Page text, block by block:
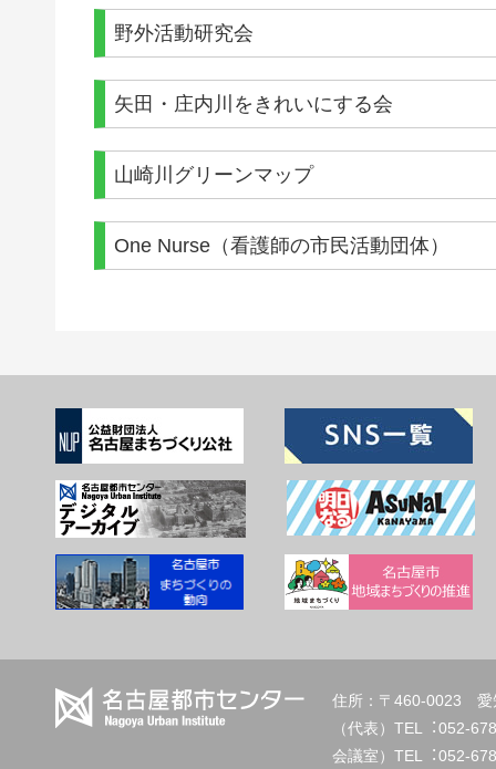
野外活動研究会
矢田・庄内川をきれいにする会
山崎川グリーンマップ
One Nurse（看護師の市民活動団体）
住所：〒460-0023 愛
（代表）
会議室）TEL︓052-